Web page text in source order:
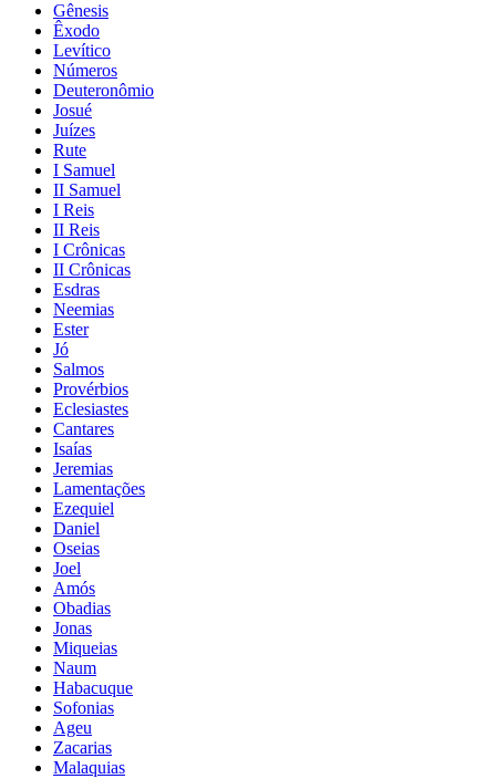
Gênesis
Êxodo
Levítico
Números
Deuteronômio
Josué
Juízes
Rute
I Samuel
II Samuel
I Reis
II Reis
I Crônicas
II Crônicas
Esdras
Neemias
Ester
Jó
Salmos
Provérbios
Eclesiastes
Cantares
Isaías
Jeremias
Lamentações
Ezequiel
Daniel
Oseias
Joel
Amós
Obadias
Jonas
Miqueias
Naum
Habacuque
Sofonias
Ageu
Zacarias
Malaquias